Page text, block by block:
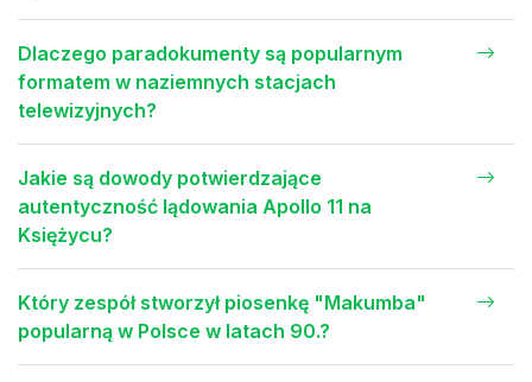
Dlaczego paradokumenty są popularnym
formatem w naziemnych stacjach
telewizyjnych?
Jakie są dowody potwierdzające
autentyczność lądowania Apollo 11 na
Księżycu?
Który zespół stworzył piosenkę "Makumba"
popularną w Polsce w latach 90.?